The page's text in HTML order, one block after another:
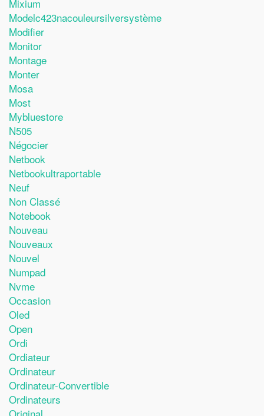
Mixium
Modelc423nacouleursilversystème
Modifier
Monitor
Montage
Monter
Mosa
Most
Mybluestore
N505
Négocier
Netbook
Netbookultraportable
Neuf
Non Classé
Notebook
Nouveau
Nouveaux
Nouvel
Numpad
Nvme
Occasion
Oled
Open
Ordi
Ordiateur
Ordinateur
Ordinateur-Convertible
Ordinateurs